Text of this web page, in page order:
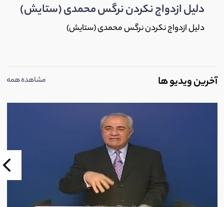
دلیل ازدواج نکردن نرگس محمدی (ستایش)
دلیل ازدواج نکردن نرگس محمدی (ستایش)
آخرین ویدیو ها مشاهده همه